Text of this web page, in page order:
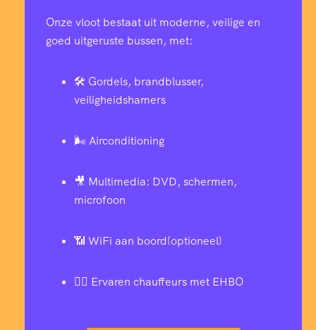
Onze vloot bestaat uit moderne, veilige en
goed uitgeruste bussen, met:
🛠️ Gordels, brandblusser,
veiligheidshamers
🌬️ Airconditioning
🎥 Multimedia: DVD, schermen,
microfoon
📶 WiFi aan boord(optioneel)
👨‍✈️ Ervaren chauffeurs met EHBO